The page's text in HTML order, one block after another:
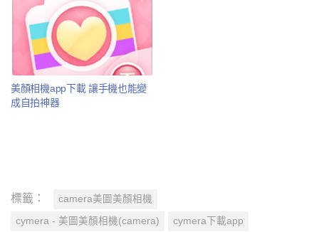
美顏相機app下載 讓手機也能變
成自拍神器
標籤： camera美圖美顏相機
cymera - 美圖美顏相機(camera) cymera下載app